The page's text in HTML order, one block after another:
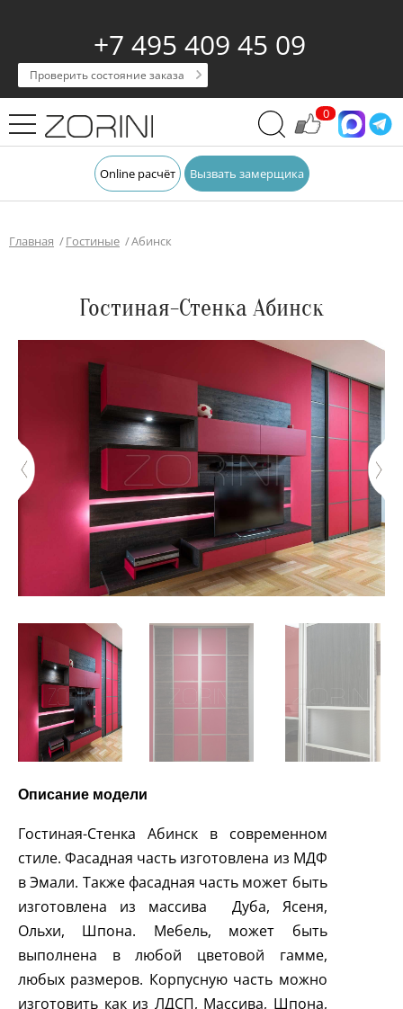
+7 495 409 45 09
Проверить состояние заказа
0
Online расчёт Вызвать замерщика
Главная Гостиные Абинск
Гостиная-Стенка Абинск
Описание модели
Гостиная-Стенка Абинск в современном
стиле. Фасадная часть изготовлена из МДФ
в Эмали. Также фасадная часть может быть
изготовлена из массива Дуба, Ясеня,
Ольхи, Шпона. Мебель, может быть
выполнена в любой цветовой гамме,
любых размеров. Корпусную часть можно
изготовить как из ЛДСП, Массива, Шпона,